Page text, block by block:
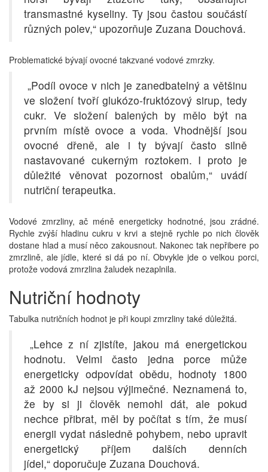
transmastné kyseliny. Ty jsou častou součástí
různých polev,“ upozorňuje Zuzana Douchová.
Problematické bývají ovocné takzvané vodové zmrzky.
„Podíl ovoce v nich je zanedbatelný a většinu
ve složení tvoří glukózo-fruktózový sirup, tedy
cukr. Ve složení balených by mělo být na
prvním místě ovoce a voda. Vhodnější jsou
ovocné dřeně, ale i ty bývají často silně
nastavované cukerným roztokem. I proto je
důležité věnovat pozornost obalům,“ uvádí
nutriční terapeutka.
Vodové zmrzliny, ač méně energeticky hodnotné, jsou zrádné.
Rychle zvýší hladinu cukru v krvi a stejně rychle po nich člověk
dostane hlad a musí něco zakousnout. Nakonec tak nepřibere po
zmrzlině, ale jídle, které si dá po ní. Obvykle jde o velkou porci,
protože vodová zmrzlina žaludek nezaplnila.
Nutriční hodnoty
Tabulka nutričních hodnot je při koupi zmrzliny také důležitá.
„Lehce z ní zjistíte, jakou má energetickou
hodnotu. Velmi často jedna porce může
energeticky odpovídat obědu, hodnoty 1800
až 2000 kJ nejsou výjimečné. Neznamená to,
že by si ji člověk nemohl dát, ale pokud
nechce přibrat, měl by počítat s tím, že musí
energii vydat následně pohybem, nebo upravit
energetický příjem dalších denních
jídel,“ doporučuje Zuzana Douchová.